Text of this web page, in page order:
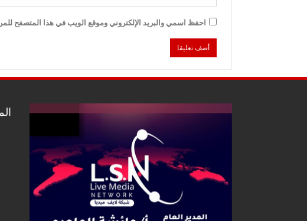
احفظ اسمي والبريد الإلكتروني وموقع الويب في هذا المتصفح